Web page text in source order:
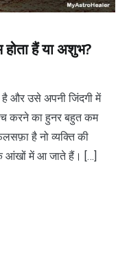
हैं या अशुभ?
और उसे अपनी जिंदगी में
करने का हुनर बहुत कम
है नो व्यक्ति की
के आंखों में आ जाते हैं। […]